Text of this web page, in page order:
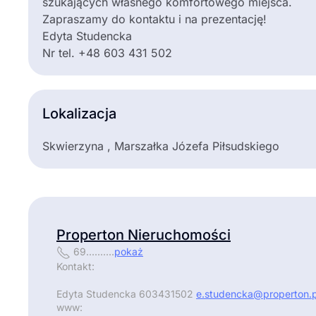
Zapraszamy do kontaktu i na prezentację!
Edyta Studencka
Nr tel. +48 603 431 502
Lokalizacja
Skwierzyna , Marszałka Józefa Piłsudskiego
Properton Nieruchomości
69..........pokaż
Kontakt:
Edyta Studencka 603431502
www: